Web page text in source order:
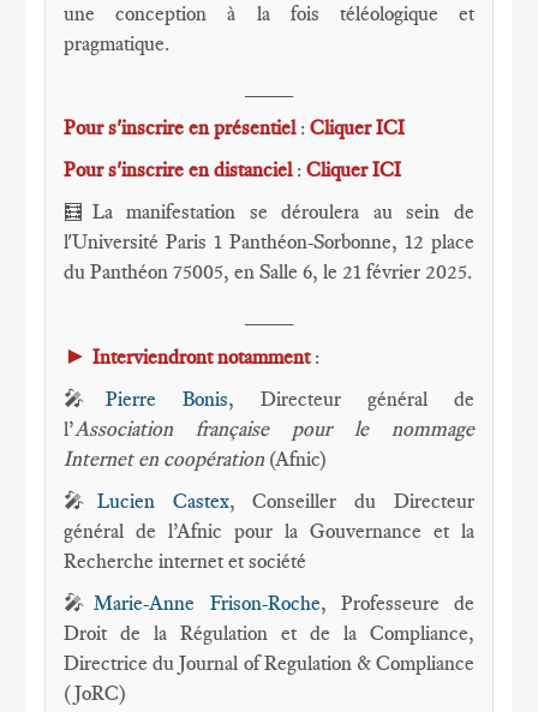
une conception à la fois téléologique et
pragmatique.
Pour s'inscrire en présentiel:Cliquer ICI
Pour s'inscrire en distanciel:Cliquer ICI
🧮 La manifestation se déroulera au sein de
l'Université Paris 1 Panthéon-Sorbonne, 12 place
du Panthéon 75005, en Salle 6, le 21 février 2025.
► Interviendront notamment:
🎤Pierre Bonis, Directeur général de
l’Association française pour le nommage
Internet en coopération (Afnic)
🎤Lucien Castex, Conseiller du Directeur
général de l’Afnic pour la Gouvernance et la
Recherche internet et société
🎤Marie-Anne Frison-Roche, Professeure de
Droit de la Régulation et de la Compliance,
Directrice du Journal of Regulation & Compliance
(JoRC)